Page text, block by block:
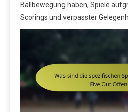
Ballbewegung haben, Spiele
Scorings und verpasster